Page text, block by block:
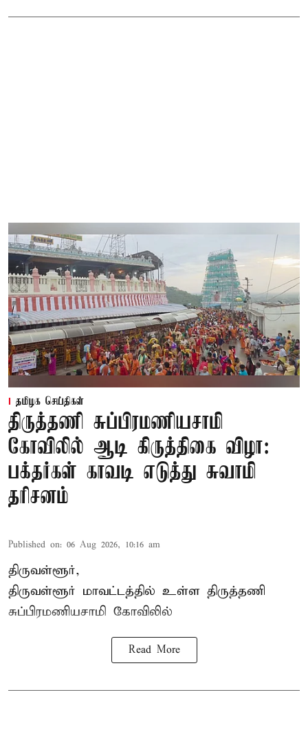
தமிழக செய்திகள்
திருத்தணி சுப்பிரமணியசாமி
கோவிலில் ஆடி கிருத்திகை விழா:
பக்தர்கள் காவடி எடுத்து சுவாமி
தரிசனம்
Published on: 06 Aug 2026, 10:16 am
திருவள்ளூர்,
திருவள்ளூர் மாவட்டத்தில் உள்ள திருத்தணி
சுப்பிரமணியசாமி கோவிலில்
Read More